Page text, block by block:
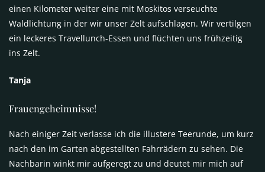
einen Kilometer weiter eine mit Moskitos verseuchte
Waldlichtung in der wir unser Zelt aufschlagen. Wir vertilgen
ein leckeres Travellunch-Essen und flüchten uns frühzeitig
ins Zelt.
Tanja
Frauengeheimnisse!
Nach einiger Zeit verlasse ich die illustere Teerunde, um kurz
nach den im Garten abgestellten Fahrrädern zu sehen. Die
Nachbarin winkt mir aufgeregt zu und deutet mir mich auf